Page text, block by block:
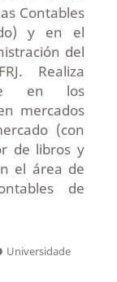
Contables
y en el
del
Realiza
en los
mercados
(con
de libros y
el área de
de
Universidade